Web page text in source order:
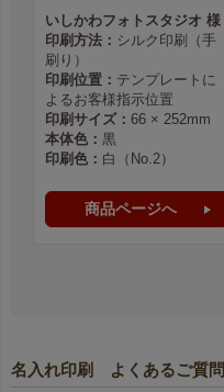
いしかわフォトスタジオ 様
印刷方法： シルク印刷（手
刷り）
印刷位置： テンプレートに
よるお客様指示位置
印刷サイズ： 66 × 252mm
本体色： 黒
印刷色： 白（No.2）
商品ページへ
名入れ印刷 よくあるご質問